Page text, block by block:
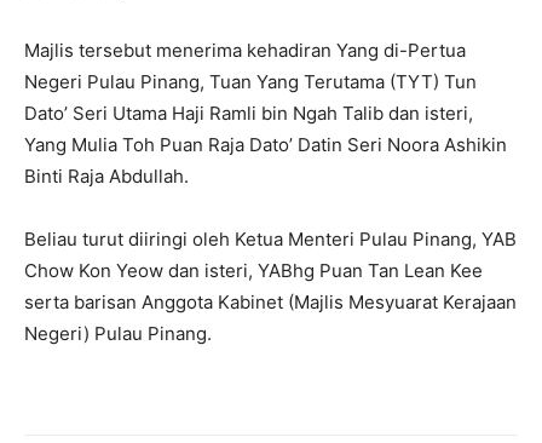
Majlis tersebut menerima kehadiran Yang di-Pertua
Negeri Pulau Pinang, Tuan Yang Terutama (TYT) Tun
Dato’ Seri Utama Haji Ramli bin Ngah Talib dan isteri,
Yang Mulia Toh Puan Raja Dato’ Datin Seri Noora Ashikin
Binti Raja Abdullah.
Beliau turut diiringi oleh Ketua Menteri Pulau Pinang, YAB
Chow Kon Yeow dan isteri, YABhg Puan Tan Lean Kee
serta barisan Anggota Kabinet (Majlis Mesyuarat Kerajaan
Negeri) Pulau Pinang.